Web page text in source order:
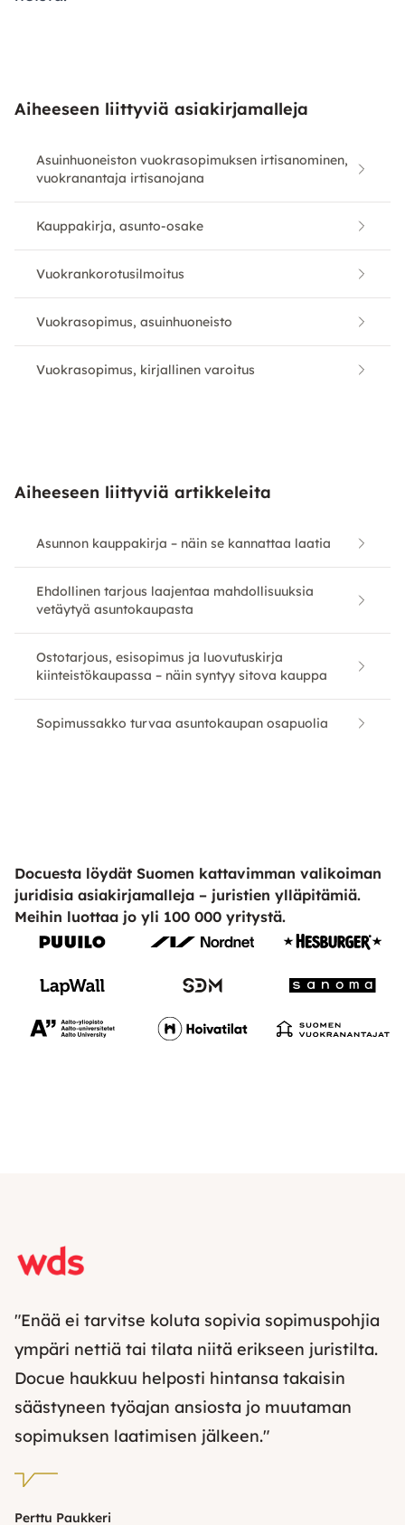
Aiheeseen liittyviä asiakirjamalleja
Asuinhuoneiston vuokrasopimuksen irtisanominen,
vuokranantaja irtisanojana
Kauppakirja, asunto-osake
Vuokrankorotusilmoitus
Vuokrasopimus, asuinhuoneisto
Vuokrasopimus, kirjallinen varoitus
Aiheeseen liittyviä artikkeleita
Asunnon kauppakirja – näin se kannattaa laatia
Ehdollinen tarjous laajentaa mahdollisuuksia
vetäytyä asuntokaupasta
Ostotarjous, esisopimus ja luovutuskirja
kiinteistökaupassa – näin syntyy sitova kauppa
Sopimussakko turvaa asuntokaupan osapuolia
Docuesta löydät Suomen kattavimman valikoiman
juridisia asiakirjamalleja – juristien ylläpitämiä.
Meihin luottaa jo yli 100 000 yritystä.
"Enää ei tarvitse koluta sopivia sopimuspohjia
ympäri nettiä tai tilata niitä erikseen juristilta.
Docue haukkuu helposti hintansa takaisin
säästyneen työajan ansiosta jo muutaman
sopimuksen laatimisen jälkeen."
Perttu Paukkeri